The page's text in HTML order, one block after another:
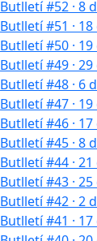
Butlletí #52 · 8
Butlletí #51 ·
Butlletí #50 ·
Butlletí #49 ·
Butlletí #48 · 6
Butlletí #47 ·
Butlletí #46 ·
Butlletí #45 · 8
Butlletí #44 ·
Butlletí #43 ·
Butlletí #42 · 2
Butlletí #41 ·